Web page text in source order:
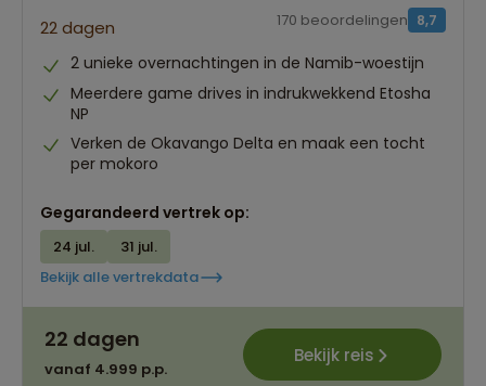
22 dagen 8,7
170 beoordelingen
2 unieke overnachtingen in de Namib-woestijn
Meerdere game drives in indrukwekkend Etosha
NP
Verken de Okavango Delta en maak een tocht
per mokoro
Gegarandeerd vertrek op:
24 jul.
31 jul.
Bekijk alle vertrekdata
22 dagen
vanaf 4.999 p.p.
Bekijk reis